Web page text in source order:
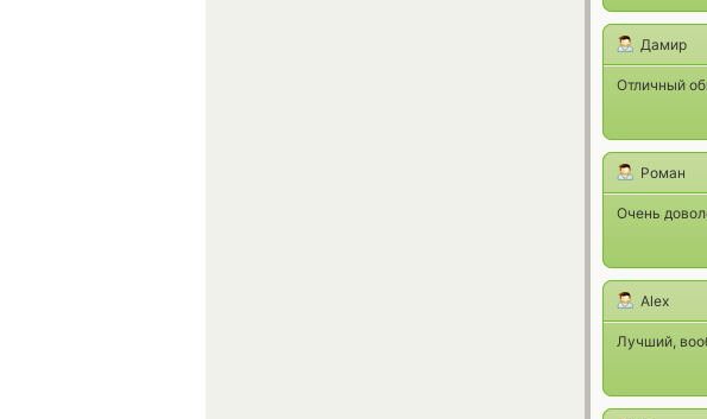
Дамир
Отличный
Роман
Очень
Alex
Лучший,